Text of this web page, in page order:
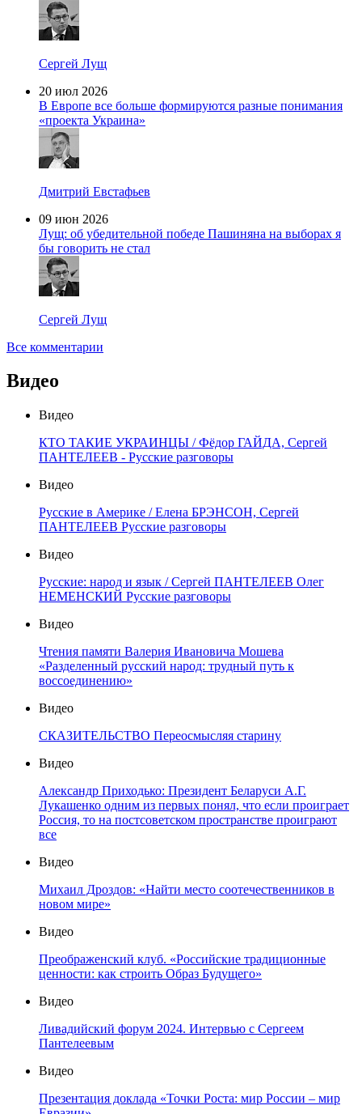
Сергей Лущ
20 июл 2026
В Европе все больше формируются разные понимания
«проекта Украина»
Дмитрий Евстафьев
09 июн 2026
Лущ: об убедительной победе Пашиняна на выборах я
бы говорить не стал
Сергей Лущ
Все комментарии
Видео
Видео
КТО ТАКИЕ УКРАИНЦЫ / Фёдор ГАЙДА, Сергей
ПАНТЕЛЕЕВ - Русские разговоры
Видео
Русские в Америке / Елена БРЭНСОН, Сергей
ПАНТЕЛЕЕВ Русские разговоры
Видео
Русские: народ и язык / Сергей ПАНТЕЛЕЕВ Олег
НЕМЕНСКИЙ Русские разговоры
Видео
Чтения памяти Валерия Ивановича Мошева
«Разделенный русский народ: трудный путь к
воссоединению»
Видео
СКАЗИТЕЛЬСТВО Переосмысляя старину
Видео
Александр Приходько: Президент Беларуси А.Г.
Лукашенко одним из первых понял, что если проиграет
Россия, то на постсоветском пространстве проиграют
все
Видео
Михаил Дроздов: «Найти место соотечественников в
новом мире»
Видео
Преображенский клуб. «Российские традиционные
ценности: как строить Образ Будущего»
Видео
Ливадийский форум 2024. Интервью с Сергеем
Пантелеевым
Видео
Презентация доклада «Точки Роста: мир России – мир